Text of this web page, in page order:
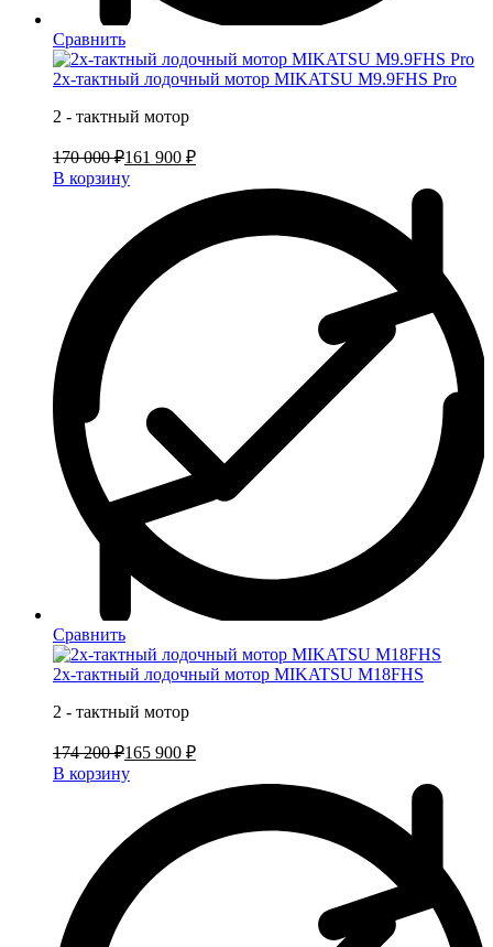
Сравнить
2х-тактный лодочный мотор MIKATSU M9.9FHS Pro
2 - тактный мотор
170 000 ₽161 900 ₽
В корзину
Сравнить
2х-тактный лодочный мотор MIKATSU M18FHS
2 - тактный мотор
174 200 ₽165 900 ₽
В корзину